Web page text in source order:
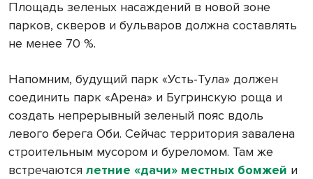
Площадь зеленых насаждений в новой зоне
парков, скверов и бульваров должна составлять
не менее 70 %.
Напомним, будущий парк «Усть-Тула» должен
соединить парк «Арена» и Бугринскую роща и
создать непрерывный зеленый пояс вдоль
левого берега Оби. Сейчас территория завалена
строительным мусором и буреломом. Там же
встречаются летние «дачи» местных бомжей и